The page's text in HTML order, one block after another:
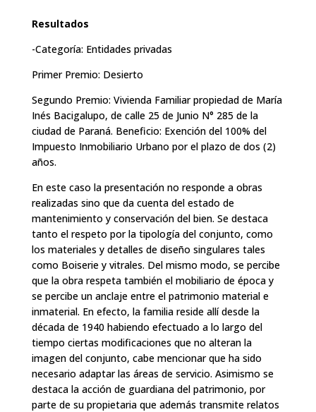
Resultados
-Categoría: Entidades privadas
Primer Premio: Desierto
Segundo Premio: Vivienda Familiar propiedad de María
Inés Bacigalupo, de calle 25 de Junio N° 285 de la
ciudad de Paraná. Beneficio: Exención del 100% del
Impuesto Inmobiliario Urbano por el plazo de dos (2)
años.
En este caso la presentación no responde a obras
realizadas sino que da cuenta del estado de
mantenimiento y conservación del bien. Se destaca
tanto el respeto por la tipología del conjunto, como
los materiales y detalles de diseño singulares tales
como Boiserie y vitrales. Del mismo modo, se percibe
que la obra respeta también el mobiliario de época y
se percibe un anclaje entre el patrimonio material e
inmaterial. En efecto, la familia reside allí desde la
década de 1940 habiendo efectuado a lo largo del
tiempo ciertas modificaciones que no alteran la
imagen del conjunto, cabe mencionar que ha sido
necesario adaptar las áreas de servicio. Asimismo se
destaca la acción de guardiana del patrimonio, por
parte de su propietaria que además transmite relatos